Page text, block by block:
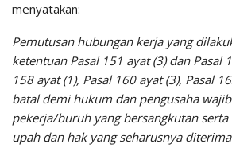
menyatakan:
Pemutusan hubungan kerja yang
ketentuan Pasal 151 ayat (3) dan Pasal
158 ayat (1), Pasal 160 ayat (3), Pasal
batal demi hukum dan pengusaha
pekerja/buruh yang bersangkutan
upah dan hak yang seharusnya